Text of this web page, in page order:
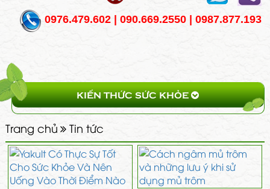
0976.479.602 | 090.669.2550 | 0987.877.193
KIẾN THỨC SỨC KHỎE
Trang chủ Tin tức